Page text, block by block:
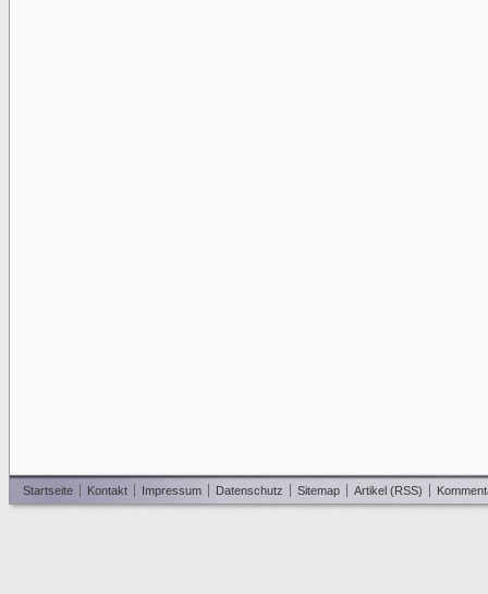
Startseite Kontakt Impressum Datenschutz Sitemap Artikel (RSS)